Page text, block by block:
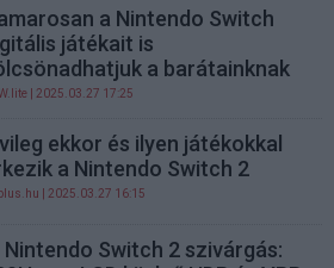
a Nintendo Switch
játékait is
a barátainknak
| 2025.03.27 17:25
ekkor és ilyen játékokkal
a Nintendo Switch 2
| 2025.03.27 16:15
Nintendo Switch 2 szivárgás: